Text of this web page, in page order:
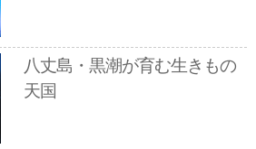
八丈島・黒潮が育む生きもの
天国